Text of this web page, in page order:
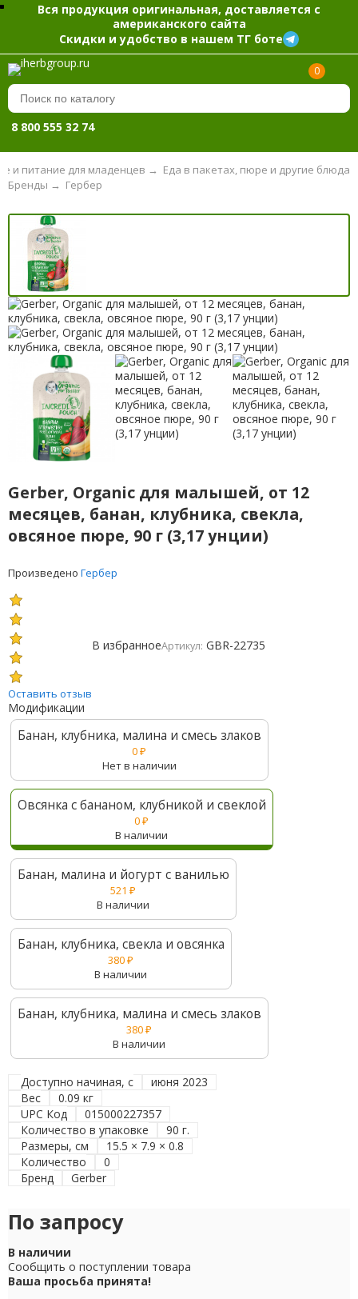
Вся продукция оригинальная, доставляется с
американского сайта
Скидки и удобство в нашем ТГ боте
0
8 800 555 32 74
и питание для младенцев → Еда в пакетах, пюре и другие блюда
Гербер
Бренды →
Gerber, Organic для малышей, от 12
месяцев, банан, клубника, свекла,
овсяное пюре, 90 г (3,17 унции)
Произведено Гербер
Оставить отзыв
В избранноеАртикул: GBR-22735
Модификации
Банан, клубника, малина и смесь злаков
0₽
Нет в наличии
Овсянка с бананом, клубникой и свеклой
0₽
В наличии
Банан, малина и йогурт с ванилью
521₽
В наличии
Банан, клубника, свекла и овсянка
380₽
В наличии
Банан, клубника, малина и смесь злаков
380₽
В наличии
Доступно начиная, с
июня 2023
Вес
0.09 кг
UPC Код
015000227357
Количество в упаковке
90 г.
Размеры, см
15.5 × 7.9 × 0.8
Количество
0
Бренд
Gerber
По запросу
В наличии
Сообщить о поступлении товара
Ваша просьба принята!